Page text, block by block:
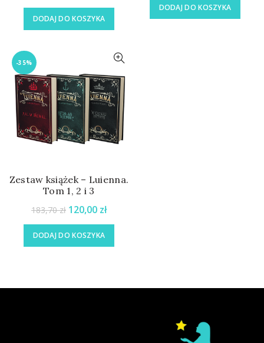
DODAJ DO KOSZYKA
DODAJ DO KOSZYKA
-35%
Zestaw książek – Luienna.
Tom 1, 2 i 3
183,70zł 120,00 zł
DODAJ DO KOSZYKA